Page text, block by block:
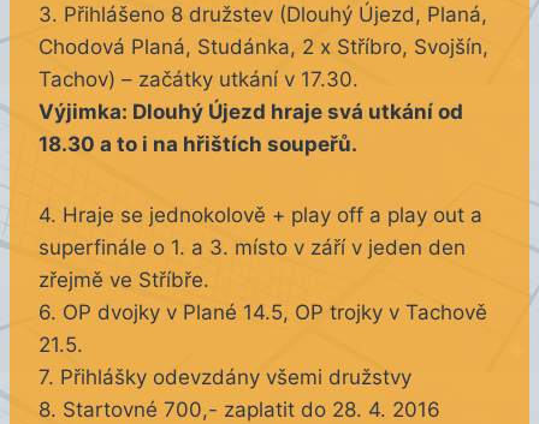
3. Přihlášeno 8 družstev (Dlouhý Újezd, Planá,
Chodová Planá, Studánka, 2 x Stříbro, Svojšín,
Tachov) – začátky utkání v 17.30.
Výjimka: Dlouhý Újezd hraje svá utkání od
18.30 a to i na hřištích soupeřů.
4. Hraje se jednokolově + play off a play out a
superfinále o 1. a 3. místo v září v jeden den
zřejmě ve Stříbře.
6. OP dvojky v Plané 14.5, OP trojky v Tachově
21.5.
7. Přihlášky odevzdány všemi družstvy
8. Startovné 700,- zaplatit do 28. 4. 2016